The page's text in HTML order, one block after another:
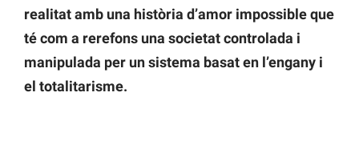
realitat amb una història d’amor impossible que
té com a rerefons una societat controlada i
manipulada per un sistema basat en l’engany i
el totalitarisme.